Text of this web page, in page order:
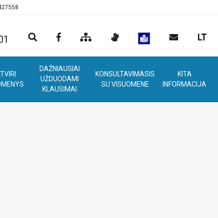
LT
DAŽNIAUSIAI
UŽDUODAMI
KLAUSIMAI
KONSULTAVIMASIS
SU VISUOMENE
KITA
INFORMACIJA